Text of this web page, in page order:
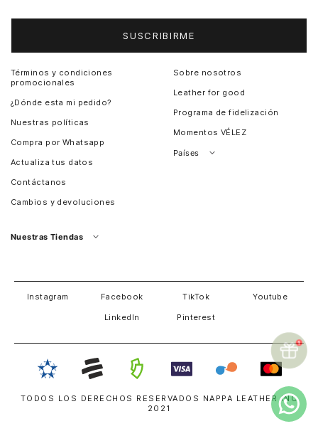
SUSCRIBIRME
Términos y condiciones
promocionales
¿Dónde esta mi pedido?
Nuestras políticas
Compra por Whatsapp
Actualiza tus datos
Contáctanos
Cambios y devoluciones
Sobre nosotros
Leather for good
Programa de fidelización
Momentos VÉLEZ
Países
Costa Rica
Nuestras Tiendas
Instagram
Facebook TikTok Youtube
LinkedIn Pinterest
TODOS LOS DERECHOS RESERVADOS NAPPA LEATHER INC
2021